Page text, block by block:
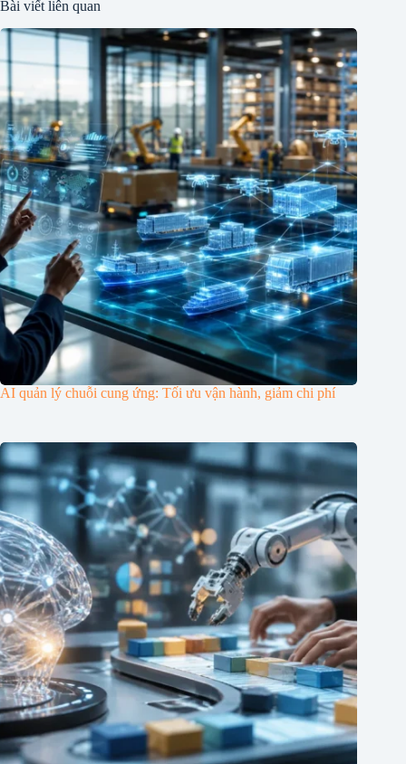
Bài viết liên quan
AI quản lý chuỗi cung ứng: Tối ưu vận hành, giảm chi phí